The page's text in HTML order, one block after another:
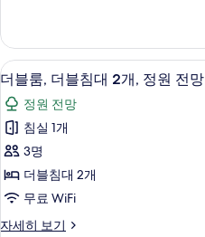
개,
시
내
전
망
사
진
모
두
스
위
트,
침
실
시
내
전
망
자
더
블
룸,
더
블
침
대
9
더블룸, 더블침대 2개, 정원 전망
정원 전망
침실 1개
3명
더블침대 2개
무료 WiFi
자세히 보기
더